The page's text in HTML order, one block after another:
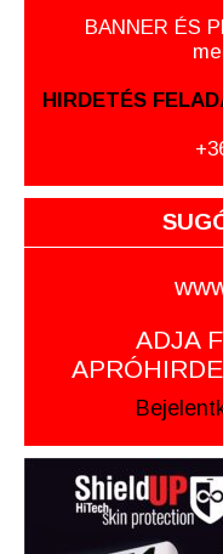
BANNER ÉS
HIRDETÉS
ADJA